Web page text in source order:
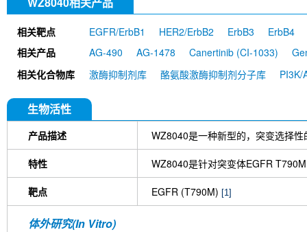
相关靶点 EGFR/ErbB1 HER2/ErbB2 ErbB3
ErbB4
相关产品
AG-490 AG-1478 Canertinib (CI-1033)
AST-1306
Lazertinib (YH25448)
Varlitinib
Norcantharidin
EAI045
Avitinib (Abivertinib)
WZ3146 Tyrphostin 9
CNX-
Cyasterone
AG 555 TQB3804
BI-4020
Necitumumab (anti-EGFR) 4-
相关化合物库 激酶抑制剂库 酪氨酸激酶抑制剂分子库 PI3K/
生物活性
产品描述 WZ8040是一种新型的，突变选择性
特性 WZ8040是针对突变体EGFR
靶点 EGFR (T790M) [1]
体外研究(In Vitro)